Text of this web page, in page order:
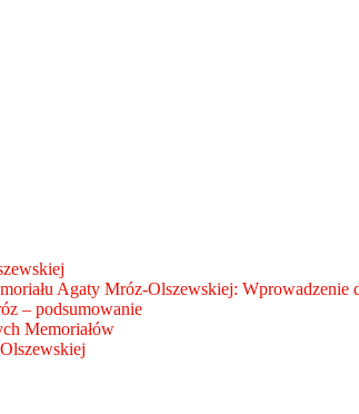
Agaty Mróz-Olszewskiej: Wprowadzenie
– podsumowanie
Memoriałów